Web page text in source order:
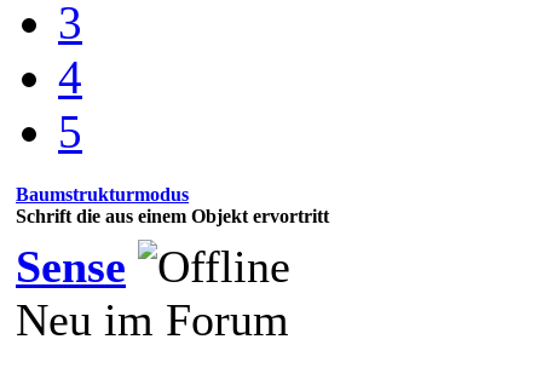
3
4
5
Baumstrukturmodus
Schrift die aus einem Objekt ervortritt
Sense
Neu im Forum